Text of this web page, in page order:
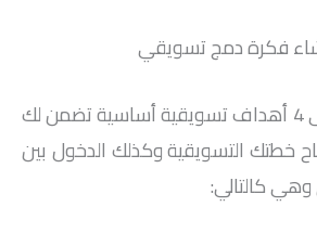
فكرة دمج تسويقي
إنها فكرة تقوم على 4 أهداف تسويقية أساسية تضمن لك
خطتك التسويقية وكذلك الدخول بين
كالتالي: